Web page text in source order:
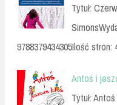
Tytuł:
9788379434305Ilość
Antoś i
Tytuł: